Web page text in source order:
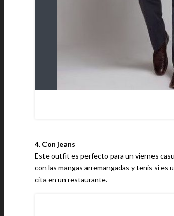
4. Con jeans
Este outfit es perfecto para un viernes
con las mangas arremangadas y tenis si es
cita en un restaurante.